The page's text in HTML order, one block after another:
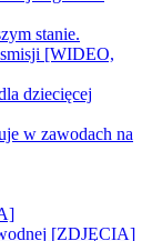
stanie.
[WIDEO,
dziecięcej
w zawodach na
[ZDJĘCIA]